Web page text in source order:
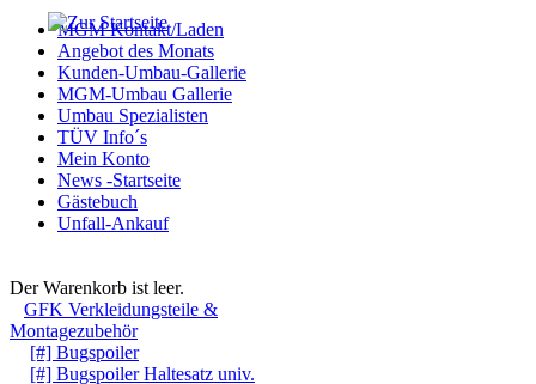
MGM Kontakt/Laden
Angebot des Monats
Kunden-Umbau-Gallerie
MGM-Umbau Gallerie
Umbau Spezialisten
TÜV Info´s
Mein Konto
News -Startseite
Gästebuch
Unfall-Ankauf
Der Warenkorb ist leer.
GFK Verkleidungsteile &
Montagezubehör
[#] Bugspoiler
[#] Bugspoiler Haltesatz univ.